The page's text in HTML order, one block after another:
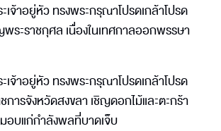
จ้าอยู่หัว ทรงพระกรุณาโปรดเกล้าโปรด
ระราชกุศล เนื่องในเทศกาลออกพรรษา
จ้าอยู่หัว ทรงพระกรุณาโปรดเกล้าโปรด
การจังหวัดสงขลา เชิญดอกไม้และตะกร้า
อบแก่กำลังพลที่บาดเจ็บ